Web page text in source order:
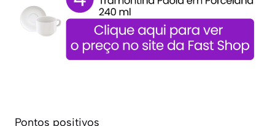
Pontos positivos